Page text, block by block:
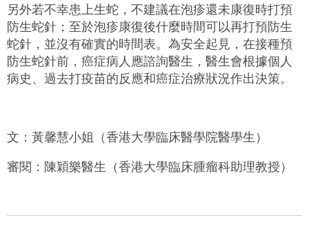
另外若不幸患上生蛇，不建議在泡疹還未康復時打預
防生蛇針；至於泡疹康復後什麼時間可以再打預防生
蛇針，並沒有確實的時間表。為安全起見，在接種預
防生蛇針前，癌症病人應諮詢醫生，醫生會根據個人
病史、過去打疫苗的反應和癌症治療狀況作出決策。
文：黃馨慧小姐（香港大學臨床醫學院醫學生）
審閱：陳穎樂醫生（香港大學臨床腫瘤科助理教授）